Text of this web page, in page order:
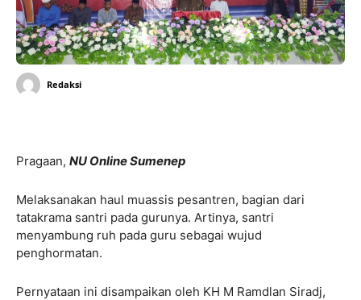
Redaksi
Pragaan, NU Online Sumenep
Melaksanakan haul muassis pesantren, bagian dari
tatakrama santri pada gurunya. Artinya, santri
menyambung ruh pada guru sebagai wujud
penghormatan.
Pernyataan ini disampaikan oleh KH M Ramdlan Siradj,